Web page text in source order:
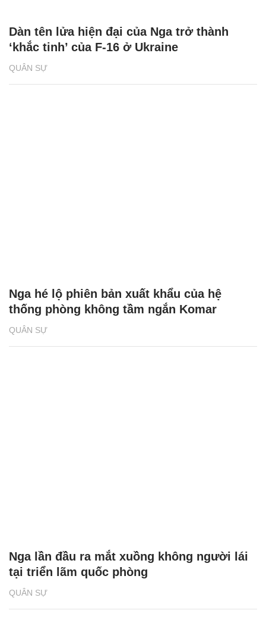
QUÂN SỰ
Dàn tên lửa hiện đại của Nga trở thành
‘khắc tinh’ của F-16 ở Ukraine
QUÂN SỰ
Nga hé lộ phiên bản xuất khẩu của hệ
thống phòng không tầm ngắn Komar
QUÂN SỰ
Nga lần đầu ra mắt xuồng không người lái
tại triển lãm quốc phòng